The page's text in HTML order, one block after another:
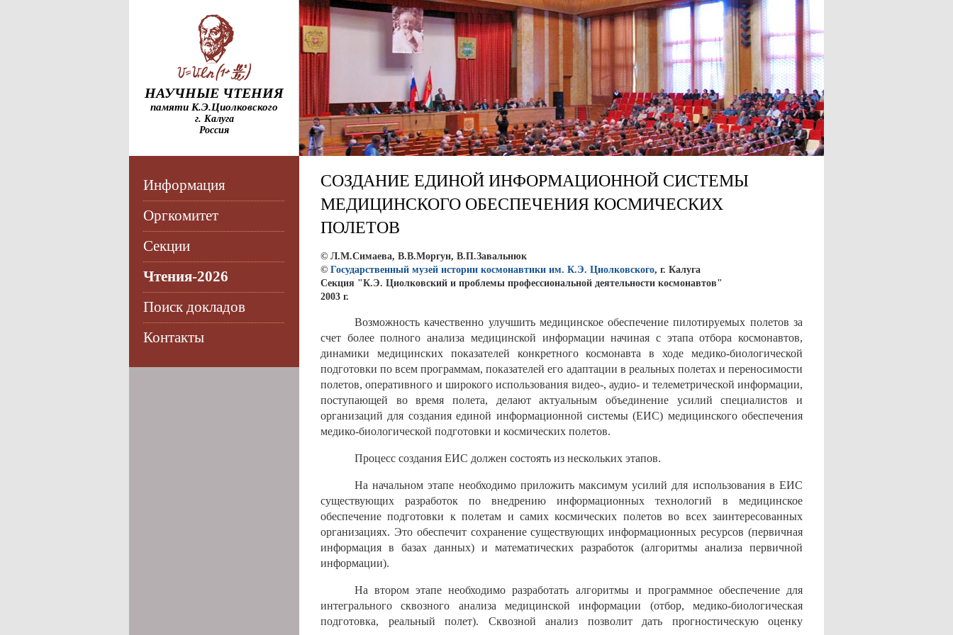
НАУЧНЫЕ ЧТЕНИЯ
памяти К.Э.Циолковского
г. Калуга
Россия
Информация
Оргкомитет
Секции
Чтения-2026
Поиск докладов
Контакты
СОЗДАНИЕ ЕДИНОЙ ИНФОРМАЦИОННОЙ СИСТЕМЫ
МЕДИЦИНСКОГО ОБЕСПЕЧЕНИЯ КОСМИЧЕСКИХ
ПОЛЕТОВ
© Л.М.Симаева, В.В.Моргун, В.П.Завальнюк
© Государственный музей истории космонавтики им. К.Э. Циолковского, г. Калуга
Секция "К.Э. Циолковский и проблемы профессиональной деятельности космонавтов"
2003 г.
Возможность качественно улучшить медицинское обеспечение пилотируемых полетов за
счет более полного анализа медицинской информации начиная с этапа отбора космонавтов,
динамики медицинских показателей конкретного космонавта в ходе медико-биологической
подготовки по всем программам, показателей его адаптации в реальных полетах и переносимости
полетов, оперативного и широкого использования видео-, аудио- и телеметрической информации,
поступающей во время полета, делают актуальным объединение усилий специалистов и
организаций для создания единой информационной системы (ЕИС) медицинского обеспечения
медико-биологической подготовки и космических полетов.
Процесс создания ЕИС должен состоять из нескольких этапов.
На начальном этапе необходимо приложить максимум усилий для использования в ЕИС
существующих разработок по внедрению информационных технологий в медицинское
обеспечение подготовки к полетам и самих космических полетов во всех заинтересованных
организациях. Это обеспечит сохранение существующих информационных ресурсов (первичная
информация в базах данных) и математических разработок (алгоритмы анализа первичной
информации).
На втором этапе необходимо разработать алгоритмы и программное обеспечение для
интегрального сквозного анализа медицинской информации (отбор, медико-биологическая
подготовка, реальный полет). Сквозной анализ позволит дать прогностическую оценку